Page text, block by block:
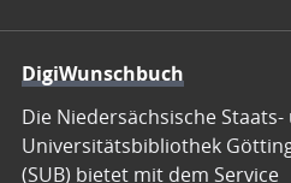
DigiWunschbuch
Die Niedersächsische Staats-
Universitätsbibliothek
(SUB) bietet mit dem Service